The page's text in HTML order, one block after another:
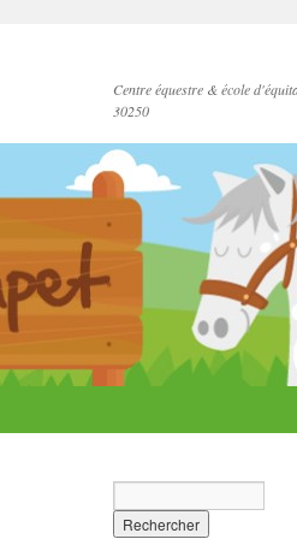
Centre équestre & école
30250